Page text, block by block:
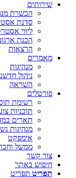
שירותים
הכשרת
סדנת
ליווי
הכנת
הרצאות
מאמרים
מנהיגות
ניהול
השראה
פורטלים
רשימת
תוכניות
תארים
מנהיגות
אימפקט
ממשל
צור קשר
חיפוש באתר
תפריט תפריט